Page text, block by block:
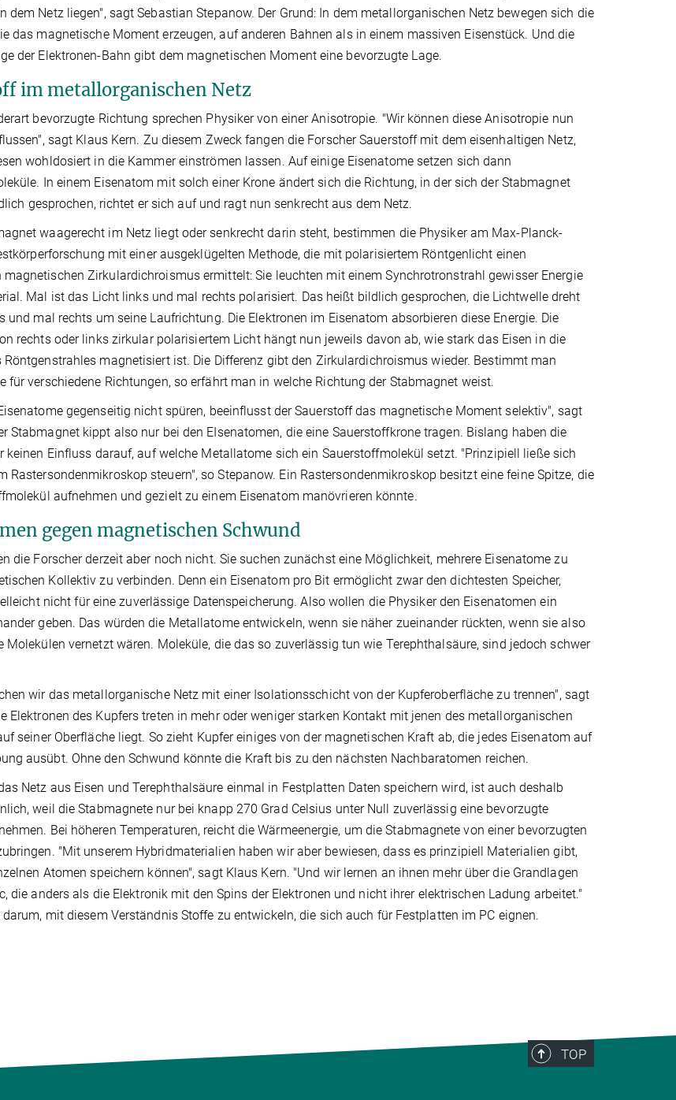
dem Netz liegen", sagt Sebastian Stepanow. Der Grund: In dem metallorganischen Netz bewegen sich die
das magnetische Moment erzeugen, auf anderen Bahnen als in einem massiven Eisenstück. Und die
der Elektronen-Bahn gibt dem magnetischen Moment eine bevorzugte Lage.
im metallorganischen Netz
bevorzugte Richtung sprechen Physiker von einer Anisotropie. "Wir können diese Anisotropie nun
sagt Klaus Kern. Zu diesem Zweck fangen die Forscher Sauerstoff mit dem eisenhaltigen Netz,
wohldosiert in die Kammer einströmen lassen. Auf einige Eisenatome setzen sich dann
In einem Eisenatom mit solch einer Krone ändert sich die Richtung, in der sich der Stabmagnet
gesprochen, richtet er sich auf und ragt nun senkrecht aus dem Netz.
waagerecht im Netz liegt oder senkrecht darin steht, bestimmen die Physiker am Max-Planck-
mit einer ausgeklügelten Methode, die mit polarisiertem Röntgenlicht einen
magnetischen Zirkulardichroismus ermittelt: Sie leuchten mit einem Synchrotronstrahl gewisser Energie
Mal ist das Licht links und mal rechts polarisiert. Das heißt bildlich gesprochen, die Lichtwelle dreht
und mal rechts um seine Laufrichtung. Die Elektronen im Eisenatom absorbieren diese Energie. Die
rechts oder links zirkular polarisiertem Licht hängt nun jeweils davon ab, wie stark das Eisen in die
Röntgenstrahles magnetisiert ist. Die Differenz gibt den Zirkulardichroismus wieder. Bestimmt man
für verschiedene Richtungen, so erfährt man in welche Richtung der Stabmagnet weist.
gegenseitig nicht spüren, beeinflusst der Sauerstoff das magnetische Moment selektiv", sagt
Stabmagnet kippt also nur bei den EIsenatomen, die eine Sauerstoffkrone tragen. Bislang haben die
keinen Einfluss darauf, auf welche Metallatome sich ein Sauerstoffmolekül setzt. "Prinzipiell ließe sich
Rastersondenmikroskop steuern", so Stepanow. Ein Rastersondenmikroskop besitzt eine feine Spitze, die
aufnehmen und gezielt zu einem Eisenatom manövrieren könnte.
gegen magnetischen Schwund
die Forscher derzeit aber noch nicht. Sie suchen zunächst eine Möglichkeit, mehrere Eisenatome zu
Kollektiv zu verbinden. Denn ein Eisenatom pro Bit ermöglicht zwar den dichtesten Speicher,
nicht für eine zuverlässige Datenspeicherung. Also wollen die Physiker den Eisenatomen ein
geben. Das würden die Metallatome entwickeln, wenn sie näher zueinander rückten, wenn sie also
Molekülen vernetzt wären. Moleküle, die das so zuverlässig tun wie Terephthalsäure, sind jedoch schwer
wir das metallorganische Netz mit einer Isolationsschicht von der Kupferoberfläche zu trennen", sagt
Elektronen des Kupfers treten in mehr oder weniger starken Kontakt mit jenen des metallorganischen
seiner Oberfläche liegt. So zieht Kupfer einiges von der magnetischen Kraft ab, die jedes Eisenatom auf
ausübt. Ohne den Schwund könnte die Kraft bis zu den nächsten Nachbaratomen reichen.
Netz aus Eisen und Terephthalsäure einmal in Festplatten Daten speichern wird, ist auch deshalb
weil die Stabmagnete nur bei knapp 270 Grad Celsius unter Null zuverlässig eine bevorzugte
Bei höheren Temperaturen, reicht die Wärmeenergie, um die Stabmagnete von einer bevorzugten
"Mit unserem Hybridmaterialien haben wir aber bewiesen, dass es prinzipiell Materialien gibt,
Atomen speichern können", sagt Klaus Kern. "Und wir lernen an ihnen mehr über die Grandlagen
die anders als die Elektronik mit den Spins der Elektronen und nicht ihrer elektrischen Ladung arbeitet."
mit diesem Verständnis Stoffe zu entwickeln, die sich auch für Festplatten im PC eignen.
TOP